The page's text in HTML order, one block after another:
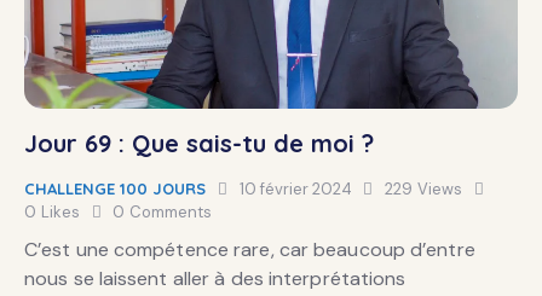
Jour 69 : Que sais-tu de moi ?
CHALLENGE 100 JOURS 10 février 2024 229 Views
0 Likes 0 Comments
C’est une compétence rare, car beaucoup d’entre
nous se laissent aller à des interprétations